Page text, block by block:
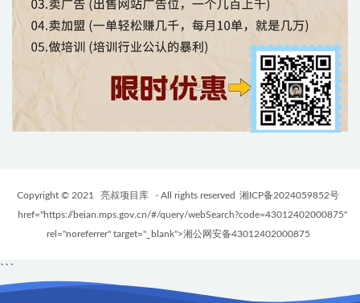
Copyright © 2021 亮叔项目库 - All rights reserved 湘ICP备2024059852号
href="https://beian.mps.gov.cn/#/query/webSearch?code=43012402000875"
rel="noreferrer" target="_blank">湘公网安备43012402000875
```